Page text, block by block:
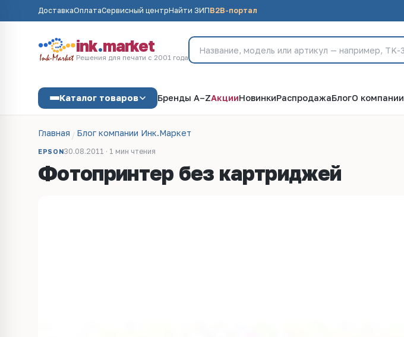
ДоставкаОплатаСервисный центрНайти ЗИПB2B-портал
ink.market
Решения для печати с 2001 года
Каталог товаров Бренды A–ZАкцииНовинкиРаспродажаБлогО компании
Главная Блог компании Инк.Маркет
EPSON30.08.2011 · 1 мин чтения
Фотопринтер без картриджей